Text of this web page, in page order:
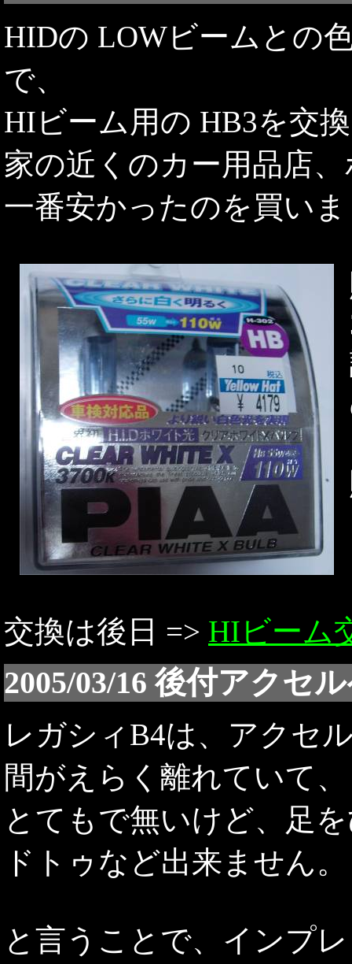
HIDの LOWビームとの
で、
HIビーム用の HB3を交
家の近くのカー用品店
一番安かったのを買い
交換は後日 => HIビーム
2005/03/16 後付アクセ
レガシィB4は、アクセ
間がえらく離れていて、
とてもで無いけど、足
ドトゥなど出来ません。
と言うことで、インプ